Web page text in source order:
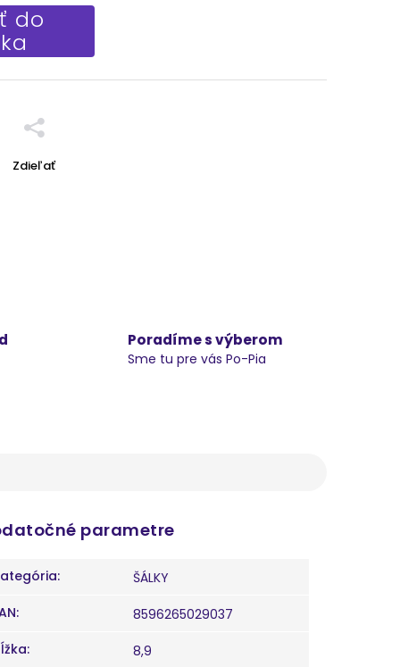
do
Zdieľať
Poradíme s výberom
Sme tu pre vás Po-Pia
parametre
:
ŠÁLKY
:
8596265029037
:
8,9